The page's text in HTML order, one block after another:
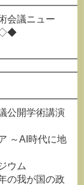
議ニュー
公開学術講演
～AI時代に地
ウム
の我が国の政